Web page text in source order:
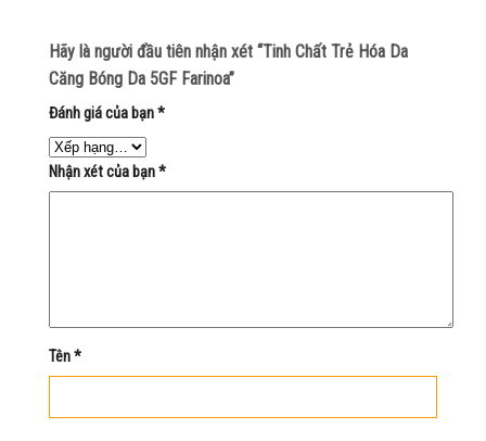
Hãy là người đầu tiên nhận xét “Tinh Chất Trẻ Hóa Da
Căng Bóng Da 5GF Farinoa”
Đánh giá của bạn*
Nhận xét của bạn*
Tên*